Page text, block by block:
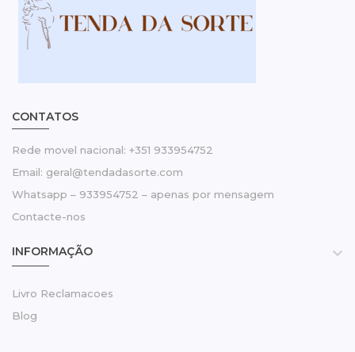
CONTATOS
Rede movel nacional: +351 933954752
Email: geral@tendadasorte.com
Whatsapp – 933954752 – apenas por mensagem
Contacte-nos
INFORMAÇÃO 
Livro Reclamacoes
Blog